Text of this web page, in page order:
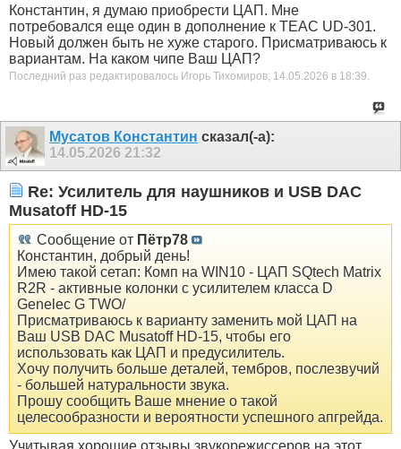
Константин, я думаю приобрести ЦАП. Мне
потребовался еще один в дополнение к TEAC UD-301.
Новый должен быть не хуже старого. Присматриваюсь к
вариантам. На каком чипе Ваш ЦАП?
Последний раз редактировалось Игорь Тихомиров; 14.05.2026 в 18:39.
Мусатов Константин сказал(-а):
14.05.2026 21:32
Re: Усилитель для наушников и USB DAC
Musatoff HD-15
Сообщение от Пётр78
Константин, добрый день!
Имею такой сетап: Комп на WIN10 - ЦАП SQtech Matrix
R2R - активные колонки с усилителем класса D
Genelec G TWO/
Присматриваюсь к варианту заменить мой ЦАП на
Ваш USB DAC Musatoff HD-15, чтобы его
использовать как ЦАП и предусилитель.
Хочу получить больше деталей, тембров, послезвучий
- большей натуральности звука.
Прошу сообщить Ваше мнение о такой
целесообразности и вероятности успешного апгрейда.
Учитывая хорошие отзывы звукорежиссеров на этот